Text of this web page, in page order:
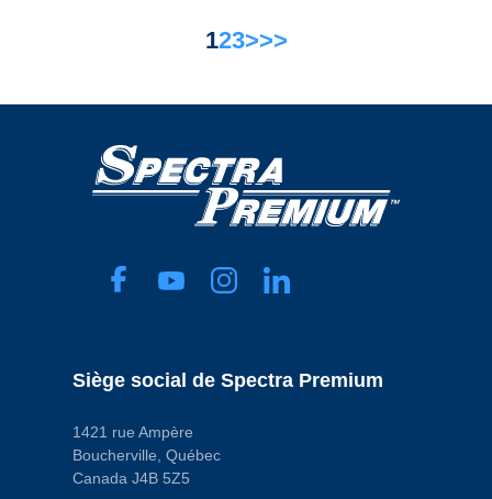
123>>>
Siège social de Spectra Premium
1421 rue Ampère
Boucherville, Québec
Canada J4B 5Z5